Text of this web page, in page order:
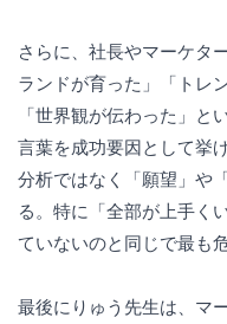
さらに、社長やマーケタ
ランドが育った」「トレ
「世界観が伝わった」
言葉を成功要因として挙
分析ではなく「願望」や
る。特に「全部が上手く
ていないのと同じで最も
最後にりゅう先生は、マ